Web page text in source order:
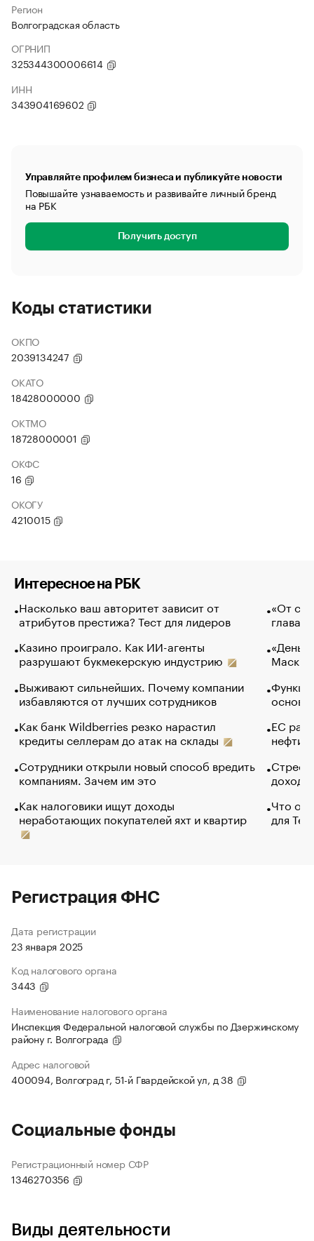
Регион
Волгоградская область
ОГРНИП
325344300006614
ИНН
343904169602
Управляйте профилем бизнеса и публикуйте новости
Повышайте узнаваемость и развивайте личный бренд
на РБК
Получить доступ
Коды статистики
ОКПО
2039134247
ОКАТО
18428000000
ОКТМО
18728000001
ОКФС
16
ОКОГУ
4210015
Интересное на РБК
Насколько ваш авторитет зависит от
атрибутов престижа? Тест для лидеров
Казино проиграло. Как ИИ-агенты
разрушают букмекерскую индустрию
Выживают сильнейших. Почему компании
избавляются от лучших сотрудников
Как банк Wildberries резко нарастил
кредиты селлерам до атак на склады
Сотрудники открыли новый способ вредить
компаниям. Зачем им это
Как налоговики ищут доходы
неработающих покупателей яхт и квартир
«От
глава
Маск в
основ
ЕС
нефти
Что
для
Регистрация ФНС
Дата регистрации
23 января 2025
Код налогового органа
3443
Наименование налогового органа
Инспекция Федеральной налоговой службы по Дзержинскому
району г. Волгограда
Адрес налоговой
400094, Волгоград г, 51-й Гвардейской ул, д 38
Социальные фонды
Регистрационный номер СФР
1346270356
Виды деятельности